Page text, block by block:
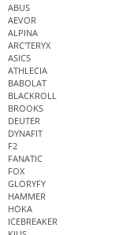
ABUS
AEVOR
ALPINA
ARC'TERYX
ASICS
ATHLECIA
BABOLAT
BLACKROLL
BROOKS
DEUTER
DYNAFIT
F2
FANATIC
FOX
GLORYFY
HAMMER
HOKA
ICEBREAKER